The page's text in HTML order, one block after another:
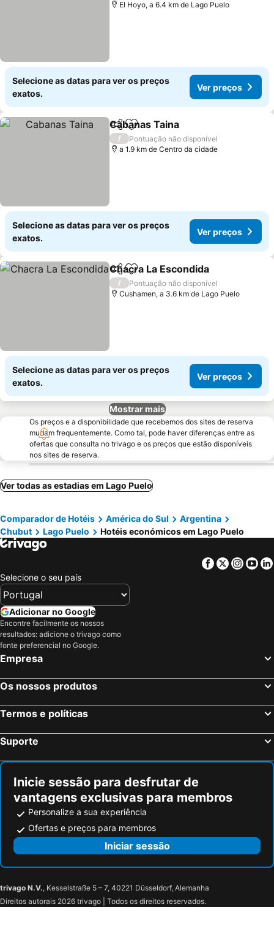
El Hoyo, a 6.4 km de Lago Puelo
Selecione as datas para ver os preços
exatos.
Ver preços
PartilharAdicionar aos favoritos
Cabanas Taina
/
Pontuação não disponível
a 1.9 km de Centro da cidade
Selecione as datas para ver os preços
exatos.
Ver preços
PartilharAdicionar aos favoritos
Chacra La Escondida
/
Pontuação não disponível
Cushamen, a 3.6 km de Lago Puelo
Selecione as datas para ver os preços
exatos.
Ver preços
Mostrar mais
Os preços e a disponibilidade que recebemos dos sites de reserva
mudam frequentemente. Como tal, pode haver diferenças entre as
ofertas que consulta no trivago e os preços que estão disponíveis
nos sites de reserva.
Ver todas as estadias em Lago Puelo
Comparador de Hotéis América do Sul
Argentina
Chubut
Lago Puelo Hotéis económicos em Lago Puelo
Facebook
Twitter
Selecione o seu país
Adicionar no Google
Encontre facilmente os nossos
resultados: adicione o trivago como
fonte preferencial no Google.
Empresa
Os nossos produtos
Termos e políticas
Suporte
Inicie sessão para desfrutar de
vantagens exclusivas para membros
Personalize a sua experiência
Ofertas e preços para membros
Iniciar sessão
trivago N.V., Kesselstraße 5 – 7, 40221 Düsseldorf, Alemanha
Direitos autorais 2026 trivago | Todos os direitos reservados.